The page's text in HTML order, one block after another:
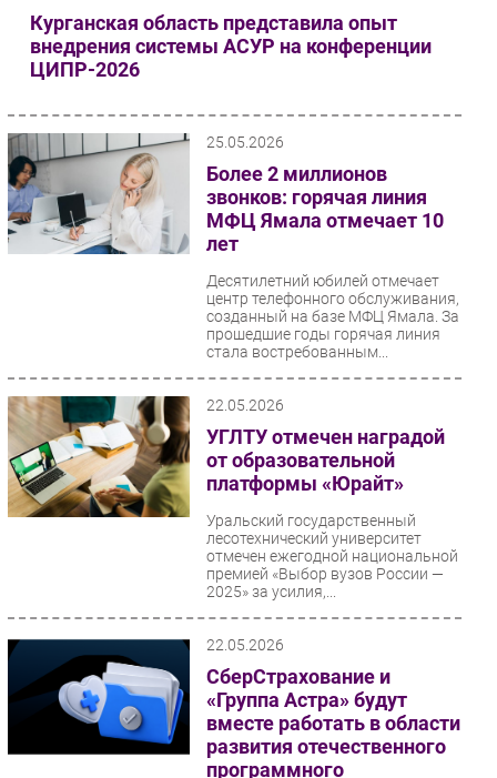
Курганская область представила опыт
внедрения системы АСУР на конференции
ЦИПР-2026
25.05.2026
Более 2 миллионов
звонков: горячая линия
МФЦ Ямала отмечает 10
лет
Десятилетний юбилей отмечает
центр телефонного обслуживания,
созданный на базе МФЦ Ямала. За
прошедшие годы горячая линия
стала востребованным...
22.05.2026
УГЛТУ отмечен наградой
от образовательной
платформы «Юрайт»
Уральский государственный
лесотехнический университет
отмечен ежегодной национальной
премией «Выбор вузов России —
2025» за усилия,...
22.05.2026
СберСтрахование и
«Группа Астра» будут
вместе работать в области
развития отечественного
программного